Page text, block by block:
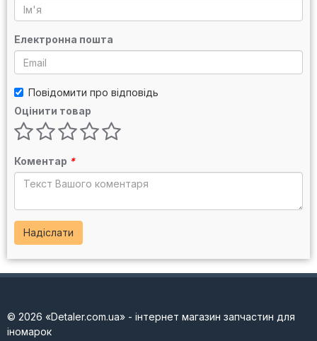
Електронна пошта
Повідомити про відповідь
Оцінити товар
Коментар *
Надіслати
© 2026 «Detaler.com.ua» - інтернет магазин запчастин для
іномарок